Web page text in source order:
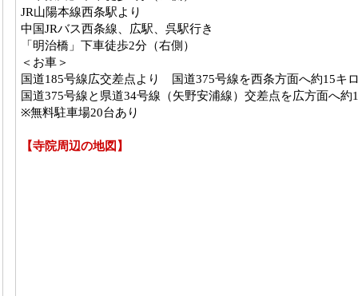
JR山陽本線西条駅より
中国JRバス西条線、広駅、呉駅行き
「明治橋」下車徒歩2分（右側）
＜お車＞
国道185号線広交差点より 国道375号線を西条方面へ約15キ
国道375号線と県道34号線（矢野安浦線）交差点を広方面へ約
※無料駐車場20台あり
【寺院周辺の地図】